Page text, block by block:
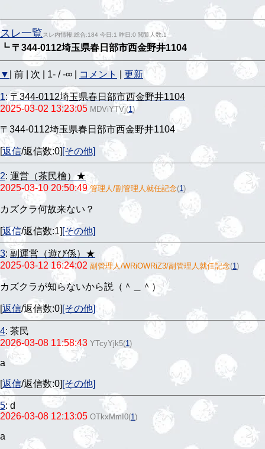
スレ一覧 スレ内情報:総合:184 今日:1 昨日:0 閲覧人数:1
┗ 〒344-0112埼玉県春日部市西金野井1104
▼ | 前 | 次 | 1- / -∞ | コメント 更新
1:〒344-0112埼玉県春日部市西金野井1104
2025-03-02 13:23:05 MDViYTVj(1)
〒344-0112埼玉県春日部市西金野井1104
[返信/返信数:0] [その他]
2: 運営（茶民檜）★
2025-03-10 20:50:49 管理人/副管理人就任記念(1)
カズクラ何故来ない？
[返信/返信数:1] [その他]
3: 副運営（遊び係）★
2025-03-12 16:24:02 副管理人/WRiOWRiZ3/副管理人就任記念(1)
カズクラが知らないから説（＾＿＾）
[返信/返信数:0] [その他]
4: 茶民
2026-03-08 11:58:43 YTcyYjk5(1)
a
[返信/返信数:0] [その他]
5:d
2026-03-08 12:13:05 OTkxMmI0(1)
a